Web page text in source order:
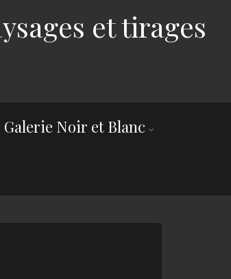
et tirages
Galerie Noir et Blanc